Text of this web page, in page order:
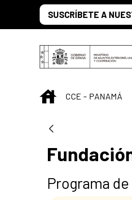
Saltar al contenido principal
SUSCRÍBETE A
INICIO
CCE - PANAMÁ
Programa